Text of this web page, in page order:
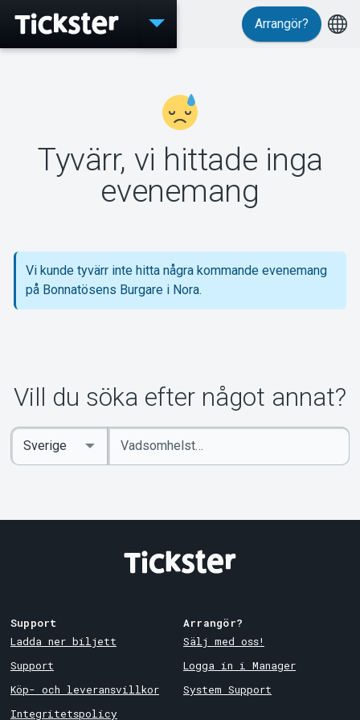
Evenemang
MyTickster
Support
Arrangör?
Tyvärr, vi hittade inga
evenemang
Vi kunde tyvärr inte hitta några kommande evenemang
på Bonnatösens Burgare i Nora.
Vill du söka efter något annat?
Ange
sökord
Select
Country
Support
Ladda ner biljett
Support
Köp- och leveransvillkor
Integritetspolicy
Arrangör?
Sälj med oss!
Logga in i Manager
System Support